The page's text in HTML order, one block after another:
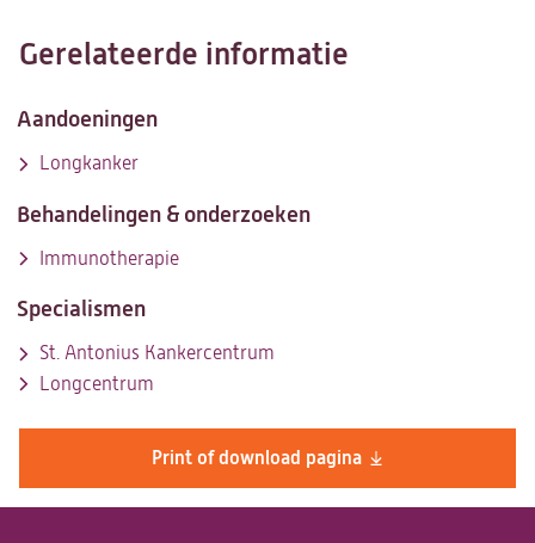
Print of download pagina
een
Gerelateerde informatie
Aandoeningen
Longkanker
Behandelingen & onderzoeken
Immunotherapie
Specialismen
St. Antonius Kankercentrum
Longcentrum